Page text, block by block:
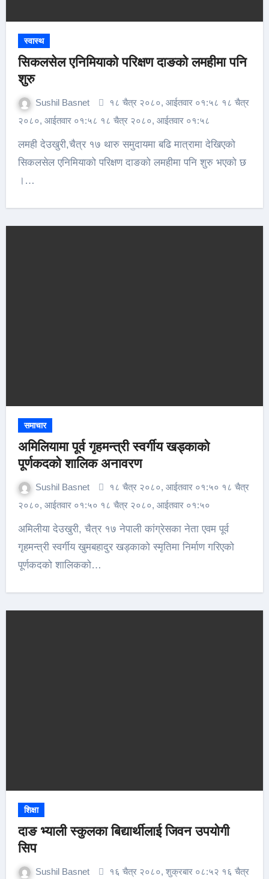
स्वास्थ
सिकलसेल एनिमियाको परिक्षण दाङको लमहीमा पनि
शुरु
Sushil Basnet
१८ चैत्र २०८०, आईतवार ०१:५८ १८ चैत्र
२०८०, आईतवार ०१:५८ १८ चैत्र २०८०, आईतवार ०१:५८
लमही देउखुरी,चैत्र १७ थारु समुदायमा बढि मात्रामा देखिएको
सिकलसेल एनिमियाको परिक्षण दाङको लमहीमा पनि शुरु भएको छ
।…
समाचार
अमिलियामा पूर्व गृहमन्त्री स्वर्गीय खड्काको
पूर्णकदको शालिक अनावरण
Sushil Basnet
१८ चैत्र २०८०, आईतवार ०१:५० १८ चैत्र
२०८०, आईतवार ०१:५० १८ चैत्र २०८०, आईतवार ०१:५०
अमिलीया देउखुरी, चैत्र १७ नेपाली कांग्रेसका नेता एवम पूर्व
गृहमन्त्री स्वर्गीय खुमबहादुर खड्काको स्मृतिमा निर्माण गरिएको
पूर्णकदको शालिकको…
शिक्षा
दाङ भ्याली स्कुलका बिद्यार्थीलाई जिवन उपयोगी
सिप
Sushil Basnet १६ चैत्र २०८०, शुक्रबार ०८:५२ १६ चैत्र